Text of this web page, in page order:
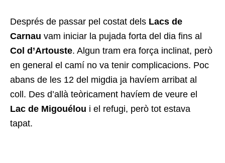
Després de passar pel costat dels Lacs de
Carnau vam iniciar la pujada forta del dia fins al
Col d’Artouste. Algun tram era força inclinat, però
en general el camí no va tenir complicacions. Poc
abans de les 12 del migdia ja havíem arribat al
coll. Des d’allà teòricament havíem de veure el
Lac de Migouélou i el refugi, però tot estava
tapat.